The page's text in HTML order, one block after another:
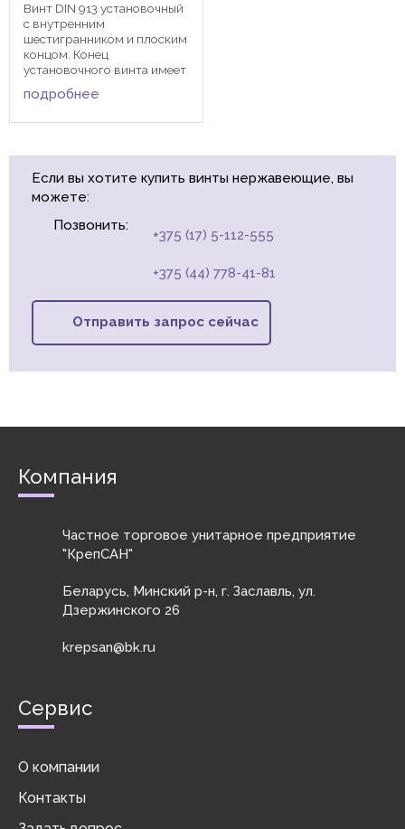
Винт DIN 913 установочный
с внутренним
шестигранником и плоским
концом. Конец
установочного винта имеет
специальную форму,
служащую для фиксации
Применяются в ...
подробнее
Если вы хотите купить винты нержавеющие, вы
можете:
Позвонить:
+375 (17) 5-112-555
+375 (44) 778-41-81
Отправить запрос сейчас
Компания
Частное торговое унитарное предприятие
"КрепСАН"
Беларусь, Минский р-н, г. Заславль, ул.
Дзержинского 26
krepsan@bk.ru
Сервис
О компании
Контакты